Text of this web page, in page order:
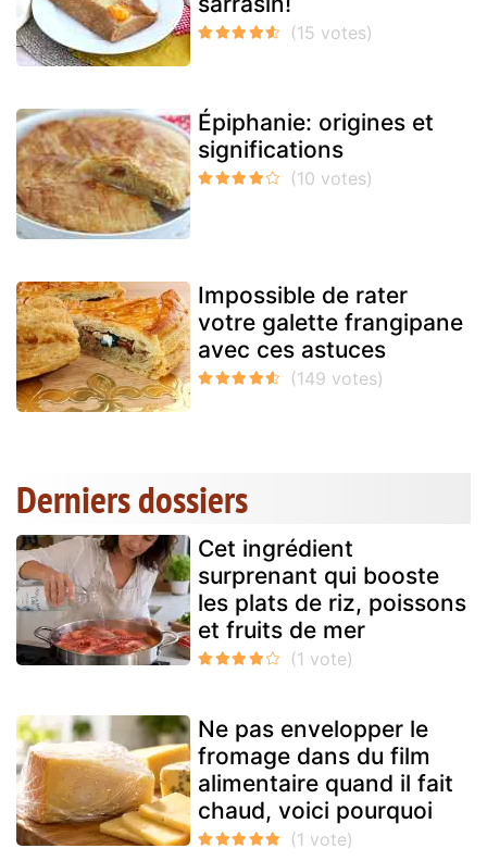
Épiphanie: origines et
significations
Impossible de rater
votre galette frangipane
avec ces astuces
Derniers dossiers
Cet ingrédient
surprenant qui booste
les plats de riz, poissons
et fruits de mer
Ne pas envelopper le
fromage dans du film
alimentaire quand il fait
chaud, voici pourquoi